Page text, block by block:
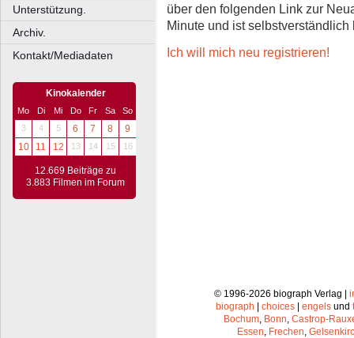
Unterstützung.
Archiv.
Kontakt/Mediadaten
Kinokalender
Mo Di Mi Do Fr Sa
So
3
4 5 6 7 8
9
10
11 12 13 14 15 16
12.669 Beiträge zu
3.883 Filmen im Forum
über den folgenden Link zur
Minute und ist selbstverständlich
Ich will mich neu registrieren!
© 1996-2026 biograph Verlag |
biograph
choices engels und
Bochum, Bonn, Castrop-
Essen, Frechen,